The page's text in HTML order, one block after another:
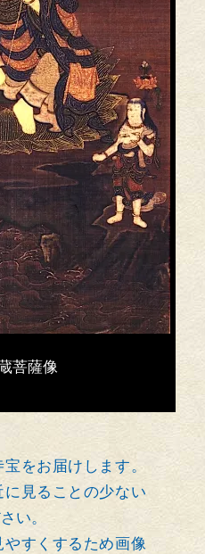
菩薩像
をお届けします。
見ることの少ない
い。
すくするため画像